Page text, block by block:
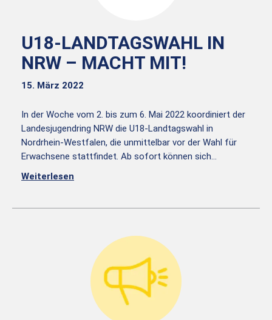
U18-LANDTAGSWAHL IN
NRW – MACHT MIT!
15. März 2022
In der Woche vom 2. bis zum 6. Mai 2022 koordiniert der
Landesjugendring NRW die U18-Landtagswahl in
Nordrhein-Westfalen, die unmittelbar vor der Wahl für
Erwachsene stattfindet. Ab sofort können sich…
Weiterlesen